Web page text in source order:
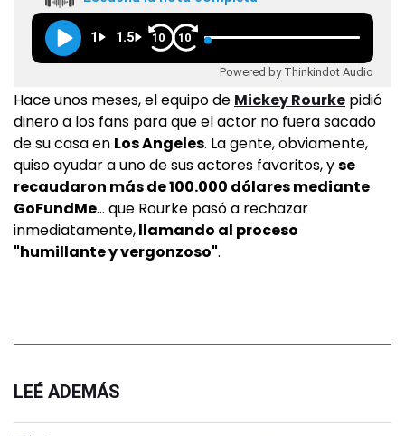
1 1.5 10 10
Powered by Thinkindot Audio
Hace unos meses, el equipo de Mickey Rourke pidió
dinero a los fans para que el actor no fuera sacado
de su casa en Los Angeles. La gente, obviamente,
quiso ayudar a uno de sus actores favoritos, yse
recaudaron más de 100.000 dólares mediante
GoFundMe... que Rourke pasó a rechazar
inmediatamente,llamando al proceso
"humillante y vergonzoso".
LEÉ ADEMÁS